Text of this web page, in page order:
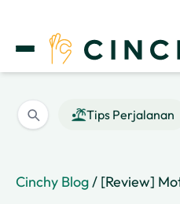
Tips Perjalanan
Cinchy Blog/ [Review] Motel